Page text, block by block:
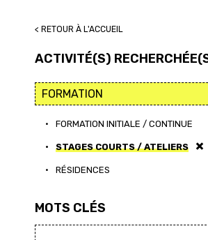
< RETOUR À L'ACCUEIL
ACTIVITÉ(S)
• FORMATION INITIALE / CONTINUE
• STAGES COURTS / ATELIERS
• RÉSIDENCES
MOTS CLÉS